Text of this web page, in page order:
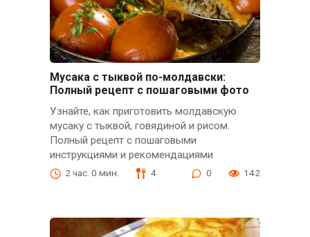
Мусака с тыквой по-молдавски:
Полный рецепт с пошаговыми фото
Узнайте, как приготовить молдавскую
мусаку с тыквой, говядиной и рисом.
Полный рецепт с пошаговыми
инструкциями и рекомендациями
2 час. 0 мин. 4 0 142